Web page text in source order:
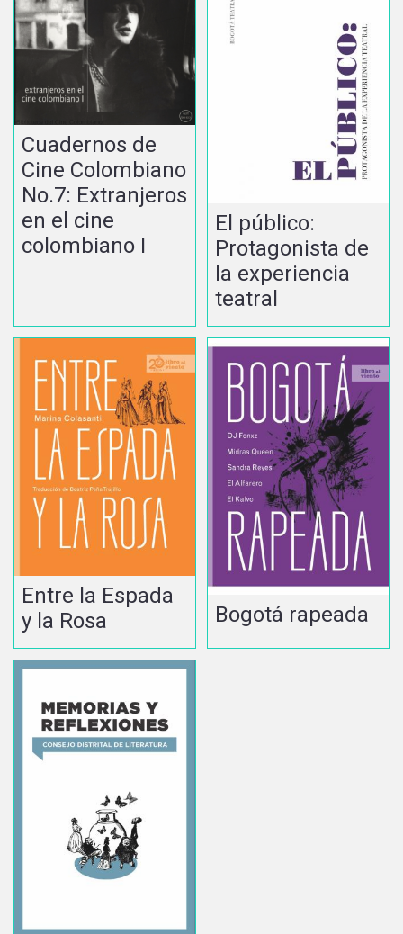
Cuadernos de
Cine Colombiano
No.7: Extranjeros
en el cine
colombiano I
El público:
Protagonista de
la experiencia
teatral
Entre la Espada
y la Rosa
Bogotá rapeada